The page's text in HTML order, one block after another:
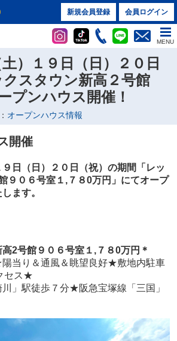
新規会員登録 会員ログイン
MENU
）１９日（日）２０日
クスタウン新高２号館
プンハウス開催！
オープンハウス情報
開催
日（日）２０日（祝）の期間
「レッ
９０６号室１ ,７８0万円 」 にてオープ
ます。
2号館９０６号室１ ,７８0万円 ＊
当り＆通風＆眺望良好★敷地内駐車
セス★
」駅徒歩７分★阪急宝塚線「三国」